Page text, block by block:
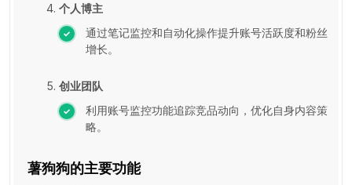
个人博主
通过笔记监控和自动化操作提升账号活跃度和粉丝
增长。
创业团队
利用账号监控功能追踪竞品动向，优化自身内容策
略。
薯狗狗的主要功能